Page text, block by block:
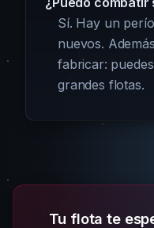
Sí. Hay un
nuevos.
fabricar:
grandes flotas.
Tu flota te